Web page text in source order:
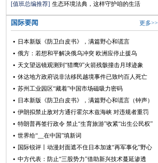
[值班总编推荐] 生态环境法典，这样守护咱的生活
国际要闻 更多>>
日本新版《防卫白皮书》，满篇野心和谎言
俄方：若想和平解决俄乌冲突 欧洲应停止援乌
天文望远镜观测到“猎鹰9”火箭残骸撞击月球迹象
休达地方政府说非法移民越境事件已致约百人死亡
苏州工业园区“藏着”中国市场磁吸力密码
日本新版《防卫白皮书》，满篇野心和谎言（钟声）
伊朗拟禁止敌对方通行霍尔木兹海峡 对违规者重罚
特朗普再签行政令 禁止“生育旅游”收紧“出生公民权”
世界给“__在中国”填新词
国际锐评丨动漫封面遮不住日本加速“再军事化”野心
中方代表：防止“三股势力”借助新兴技术蔓延渗透